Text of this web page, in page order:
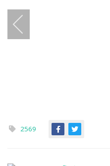
2569